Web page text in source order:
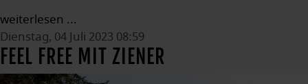
weiterlesen ...
Dienstag, 04 Juli 2023 08:59
FEEL FREE MIT ZIENER